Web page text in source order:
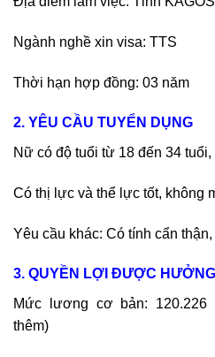
Ngành nghề xin visa: TTS
Thời hạn hợp đồng: 03 năm
2. YÊU CẦU TUYỂN DỤNG
Nữ có độ tuổi từ 18 đến 34
Có thị lực và thể lực tốt, không
Yêu cầu khác: Có tính cẩn
3. QUYỀN LỢI ĐƯỢC HƯỞNG
Mức lương cơ bản: 120.226
thêm)